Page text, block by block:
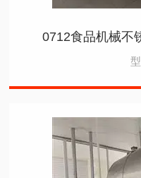
0712食品机械不